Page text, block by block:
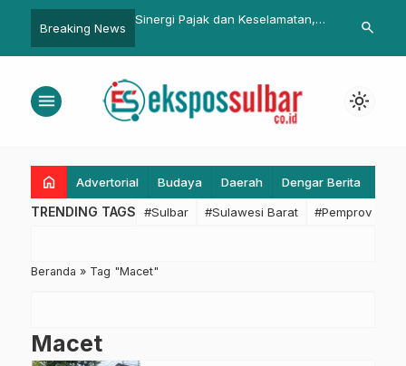
Breaking News
Putus Sekolah,
Program
Sinergi Pajak dan Keselamatan,
Sulbar Siap Dukung Operasi
Meriahkan
Domino
search
menu light_mode
home Advertorial Budaya Daerah Dengar Berita
TRENDING TAGS #Sulbar #Sulawesi Barat #Pemprov
Beranda » Tag "Macet"
Macet